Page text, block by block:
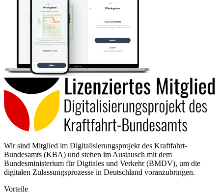
Wir sind Mitglied im Digitalisierungsprojekt des Kraftfahrt-
Bundesamts (KBA) und stehen im Austausch mit dem
Bundesministerium für Digitales und Verkehr (BMDV), um die
digitalen Zulassungsprozesse in Deutschland voranzubringen.
Vorteile